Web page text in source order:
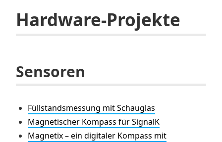
Hardware-Projekte
Sensoren
Füllstandsmessung mit Schauglas
Magnetischer Kompass für SignalK
Magnetix – ein digitaler Kompass mit